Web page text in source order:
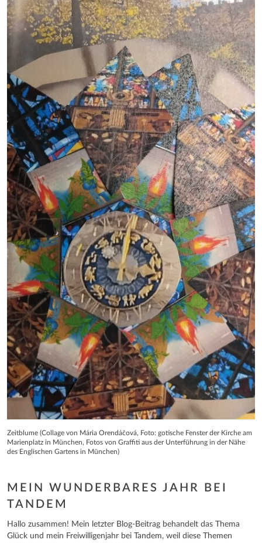
Zeitblume (Collage von Mária Orendáčová, Foto: gotische Fenster der Kirche am
Marienplatz in München, Fotos von Graffiti aus der Unterführung in der Nähe
des Englischen Gartens in München)
MEIN WUNDERBARES JAHR BEI
TANDEM
Hallo zusammen! Mein letzter Blog-Beitrag behandelt das Thema
Glück und mein Freiwilligenjahr bei Tandem, weil diese Themen